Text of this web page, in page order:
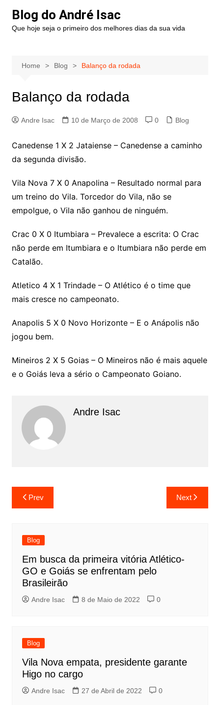
Blog do André Isac
Que hoje seja o primeiro dos melhores dias da sua vida
Home Blog Balanço da rodada
Balanço da rodada
Andre Isac 10 de Março de 2008 0 Blog
Canedense 1 X 2 Jataiense – Canedense a caminho
da segunda divisão.
Vila Nova 7 X 0 Anapolina – Resultado normal para
um treino do Vila. Torcedor do Vila, não se
empolgue, o Vila não ganhou de ninguém.
Crac 0 X 0 Itumbiara – Prevalece a escrita: O Crac
não perde em Itumbiara e o Itumbiara não perde em
Catalão.
Atletico 4 X 1 Trindade – O Atlético é o time que
mais cresce no campeonato.
Anapolis 5 X 0 Novo Horizonte – E o Anápolis não
jogou bem.
Mineiros 2 X 5 Goias – O Mineiros não é mais aquele
e o Goiás leva a sério o Campeonato Goiano.
Andre Isac
Prev Next
Blog
Em busca da primeira vitória Atlético-
GO e Goiás se enfrentam pelo
Brasileirão
Andre Isac 8 de Maio de 2022 0
Blog
Vila Nova empata, presidente garante
Higo no cargo
Andre Isac 27 de Abril de 2022 0